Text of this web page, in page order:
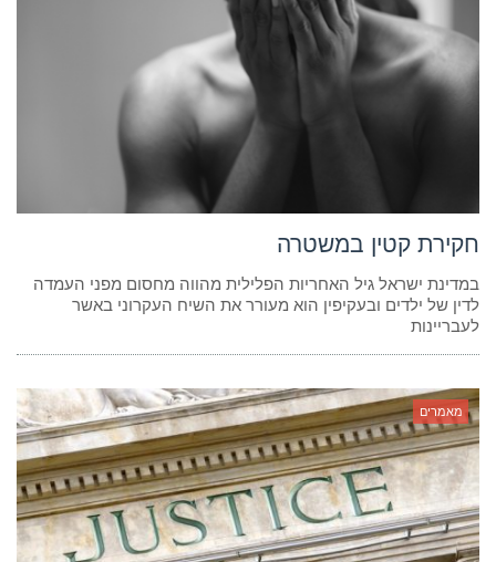
חקירת קטין במשטרה
במדינת ישראל גיל האחריות הפלילית מהווה מחסום מפני העמדה
לדין של ילדים ובעקיפין הוא מעורר את השיח העקרוני באשר
לעבריינות
מאמרים